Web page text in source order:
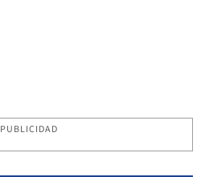
PUBLICIDAD